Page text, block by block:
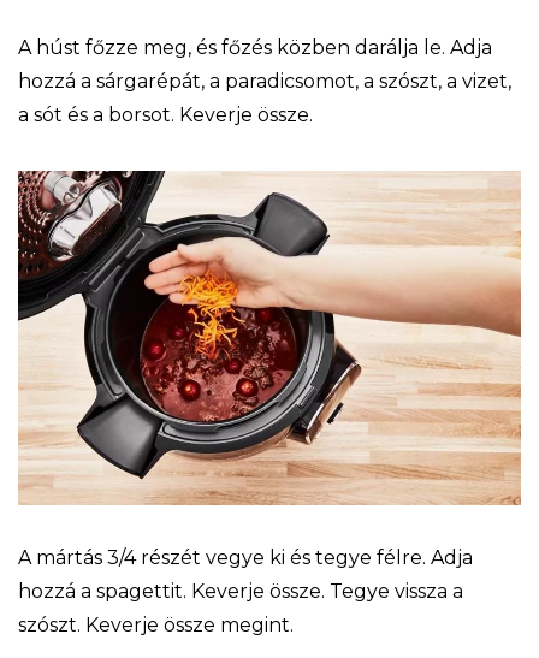
A húst főzze meg, és főzés közben darálja le. Adja
hozzá a sárgarépát, a paradicsomot, a szószt, a vizet,
a sót és a borsot. Keverje össze.
A mártás 3/4 részét vegye ki és tegye félre. Adja
hozzá a spagettit. Keverje össze. Tegye vissza a
szószt. Keverje össze megint.